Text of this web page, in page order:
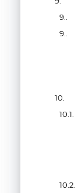
9..
9..
10.
10.1.
10.2.